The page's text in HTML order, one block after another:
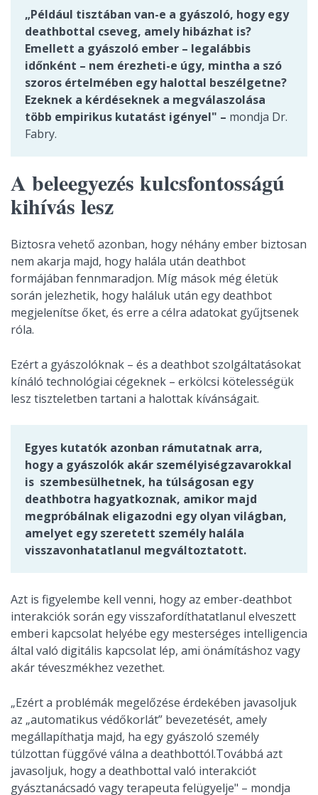
„Például tisztában van-e a gyászoló, hogy egy
deathbottal cseveg, amely hibázhat is?
Emellett a gyászoló ember – legalábbis
időnként – nem érezheti-e úgy, mintha a szó
szoros értelmében egy halottal beszélgetne?
Ezeknek a kérdéseknek a megválaszolása
több empirikus kutatást igényel" – mondja Dr.
Fabry.
A beleegyezés kulcsfontosságú
kihívás lesz
Biztosra vehető azonban, hogy néhány ember biztosan
nem akarja majd, hogy halála után deathbot
formájában fennmaradjon. Míg mások még életük
során jelezhetik, hogy haláluk után egy deathbot
megjelenítse őket, és erre a célra adatokat gyűjtsenek
róla.
Ezért a gyászolóknak – és a deathbot szolgáltatásokat
kínáló technológiai cégeknek – erkölcsi kötelességük
lesz tiszteletben tartani a halottak kívánságait.
Egyes kutatók azonban rámutatnak arra,
hogy a gyászolók akár személyiségzavarokkal
is szembesülhetnek, ha túlságosan egy
deathbotra hagyatkoznak, amikor majd
megpróbálnak eligazodni egy olyan világban,
amelyet egy szeretett személy halála
visszavonhatatlanul megváltoztatott.
Azt is figyelembe kell venni, hogy az ember-deathbot ​​
interakciók során egy visszafordíthatatlanul elveszett
emberi kapcsolat helyébe egy mesterséges intelligencia
által való digitális kapcsolat lép, ami önámításhoz vagy
akár téveszmékhez vezethet.
„Ezért a problémák megelőzése érdekében javasoljuk
az „automatikus védőkorlát” bevezetését, amely
megállapíthatja majd, ha egy gyászoló személy
túlzottan függővé válna a deathbottól.Továbbá azt
javasoljuk, hogy a deathbottal való interakciót
gyásztanácsadó vagy terapeuta felügyelje" – mondja